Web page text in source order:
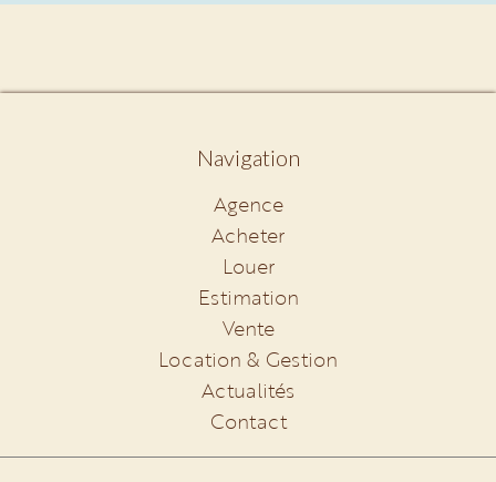
Navigation
Agence
Acheter
Louer
Estimation
Vente
Location & Gestion
Actualités
Contact